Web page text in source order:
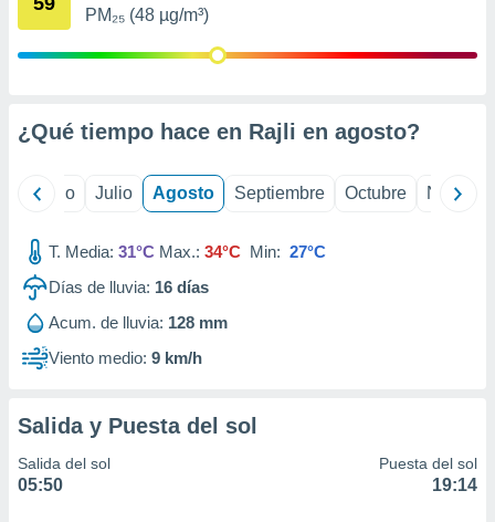
publicidad
publicidad
1199
PM₂₅ (48 µg/m³)
¿Qué tiempo hace en Rajli en agosto?
Junio Julio Agosto Septiembre Octubre
T. Media: 31°C Max.: 34°C Min: 27°C
Días de lluvia: 16 días
Acum. de lluvia: 128 mm
Viento medio: 9 km/h
Salida y Puesta del sol
Salida del sol
05:50
Puesta del sol
19:14